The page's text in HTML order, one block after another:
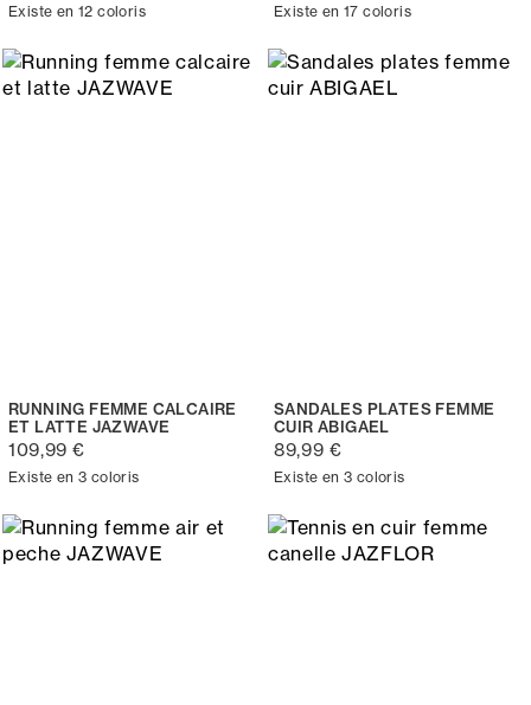
Existe en 12 coloris Existe en 17 coloris
RUNNING FEMME CALCAIRE
ET LATTE JAZWAVE
109,99 €
Existe en 3 coloris
SANDALES PLATES FEMME
CUIR ABIGAEL
89,99 €
Existe en 3 coloris